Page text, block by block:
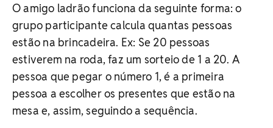
O amigo ladrão funciona da seguinte forma: o
grupo participante calcula quantas pessoas
estão na brincadeira. Ex: Se 20 pessoas
estiverem na roda, faz um sorteio de 1 a 20. A
pessoa que pegar o número 1, é a primeira
pessoa a escolher os presentes que estão na
mesa e, assim, seguindo a sequência.